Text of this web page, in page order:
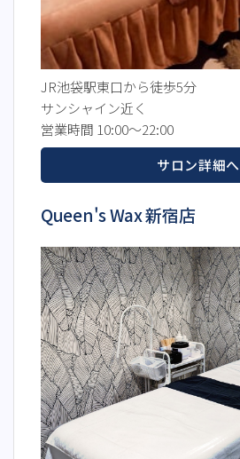
JR池袋駅東口から徒歩5分
サンシャイン近く
営業時間 10:00～22:00
サロン詳細へ
Queen's Wax 新宿店